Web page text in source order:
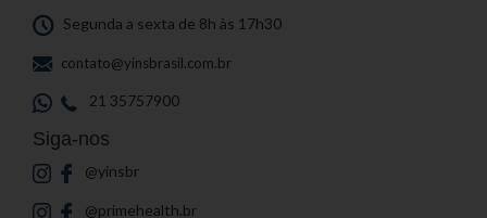
Segunda a sexta de 8h às 17h30
contato@yinsbrasil.com.br
21 35757900
Siga-nos
@yinsbr
@primehealth.br